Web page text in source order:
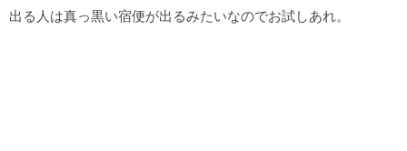
出る人は真っ黒い宿便が出るみたいなのでお試しあれ。